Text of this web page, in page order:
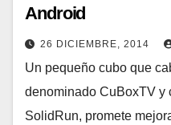
Android
26 DICIEMBRE, 2014
Un pequeño cubo que
denominado CuBoxTV y
SolidRun, promete